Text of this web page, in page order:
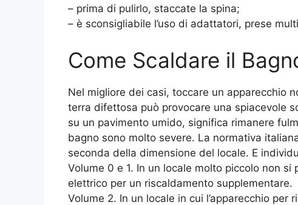
– prima di pulirlo, staccate la spina;
– è sconsigliabile l’uso di adattatori, prese
Come Scaldare il
Nel migliore dei casi, toccare un apparecchio
terra difettosa può provocare una spiacevole
su un pavimento umido, significa rimanere
bagno sono molto severe. La normativa
seconda della dimensione del locale. E
Volume 0 e 1. In un locale molto piccolo non
elettrico per un riscaldamento supplementare.
Volume 2. In un locale in cui l’apparecchio